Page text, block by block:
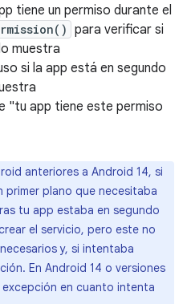
tiene un permiso durante el
para verificar si
muestra
si la app está en segundo
"tu app tiene este permiso
anteriores a Android 14, si
primer plano que necesitaba
tu app estaba en segundo
el servicio, pero este no
y, si intentaba
En Android 14 o versiones
en cuanto intenta